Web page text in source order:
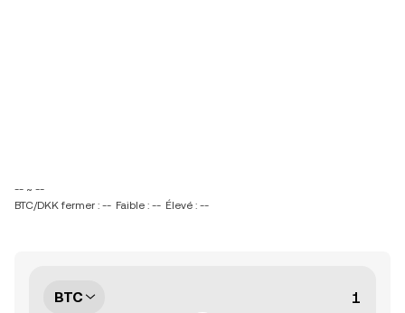
-- ~ --
BTC/DKK fermer : -- Faible : -- Élevé : --
BTC